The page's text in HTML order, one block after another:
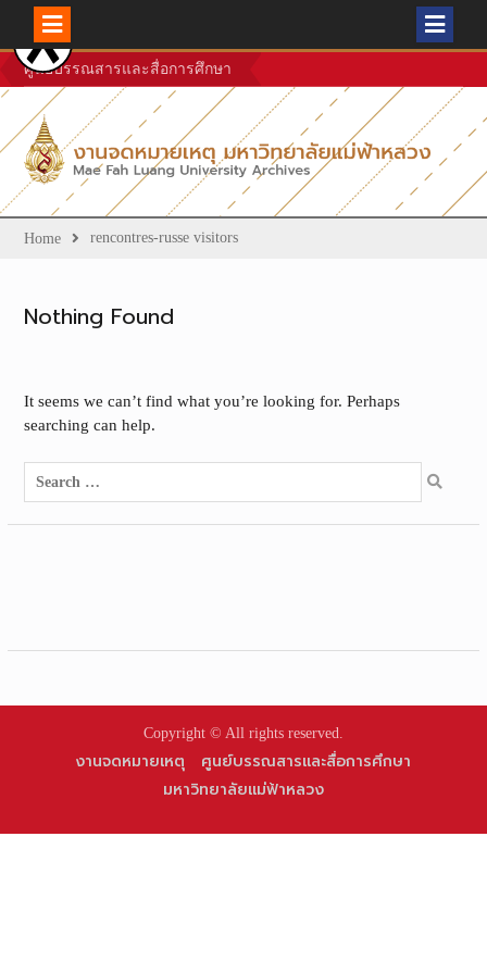
Skip
to
content
ศูนย์บรรณสารและสื่อการศึกษา
Home rencontres-russe visitors
Nothing Found
It seems we can’t find what you’re looking for. Perhaps
searching can help.
Search
for:
Copyright © All rights reserved.
งานจดหมายเหตุ
ศูนย์บรรณสารและสื่อการศึกษา
มหาวิทยาลัยแม่ฟ้าหลวง